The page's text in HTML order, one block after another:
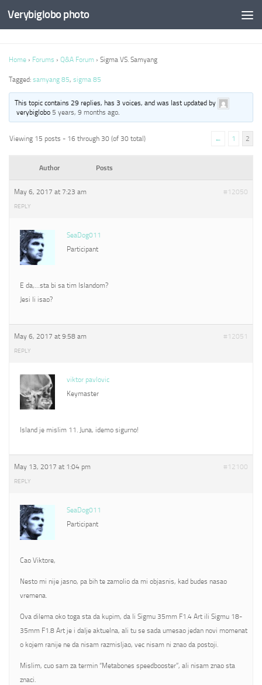
Verybiglobo photo
Home › Forums › Q&A Forum › Sigma VS. Samyang
Tagged: samyang 85, sigma 85
This topic contains 29 replies, has 3 voices, and was last updated by
verybiglobo 5 years, 9 months ago.
Viewing 15 posts - 16 through 30 (of 30 total) ← 1 2
Author Posts
May 6, 2017 at 7:23 am #12050
REPLY
SeaDog011
Participant
E da,…sta bi sa tim Islandom?
Jesi li isao?
May 6, 2017 at 9:58 am #12051
REPLY
viktor pavlovic
Keymaster
Island je mislim 11. Juna, idemo sigurno!
May 13, 2017 at 1:04 pm #12100
REPLY
SeaDog011
Participant
Cao Viktore,
Nesto mi nije jasno, pa bih te zamolio da mi objasnis, kad budes nasao
vremena.
Ova dilema oko toga sta da kupim, da li Sigmu 35mm F1.4 Art ili Sigmu 18-
35mm F1.8 Art je i dalje aktuelna, ali tu se sada umesao jedan novi momenat
o kojem ranije ne da nisam razmisljao, vec nisam ni znao da postoji.
Mislim, cuo sam za termin “Metabones speedbooster”, ali nisam znao sta
znaci.